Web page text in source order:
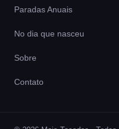
Paradas Anuais
No dia que nasceu
Sobre
Contato